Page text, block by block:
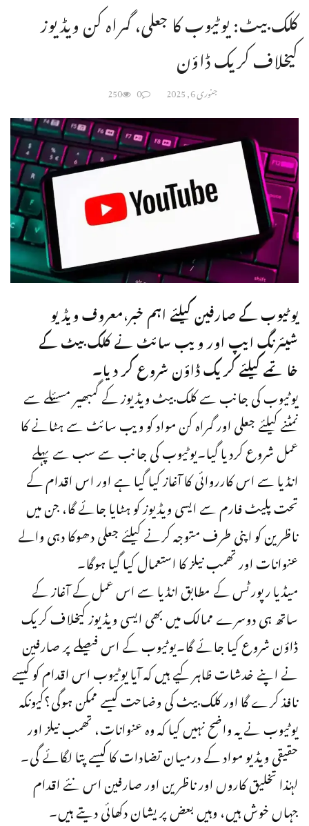
کلک بیٹ: یوٹیوب کا جعلی، گمراہ کن ویڈیوز
کیخلاف کریک ڈاؤن
جنوری 6, 2025 0
250
یوٹیوب کے صارفین کیلئے اہم خبر،معروف ویڈیو
شیئرنگ ایپ اور ویب سائٹ نے کلک بیٹ کے
خاتمے کیلئے کریک ڈاؤن شروع کر دیا۔
یوٹیوب کی جانب سے کلک بیٹ ویڈیوز کے گمبھیر مسئلے سے
نمٹنے کیلئے جعلی اور گمراہ کن مواد کو ویب سائٹ سے ہٹانے کا
عمل شروع کردیا گیا۔یوٹیوب کی جانب سے سب سے پہلے
انڈیا سے اس کارروائی کا آغاز کیا گیا ہے اور اس اقدام کے
تحت پلیٹ فارم سے ایسی ویڈیوز کو ہٹایا جائے گا، جن میں
ناظرین کو اپنی طرف متوجہ کرنے کیلئے جعلی دھوکا دہی والے
عنوانات اور تھمب نیلز کا استعمال کیا گیا ہوگا۔
میڈیا رپورٹس کے مطابق انڈیا سے اس عمل کے آغاز کے
ساتھ ہی دوسرے ممالک میں بھی ایسی ویڈیوز کیخلاف کریک
ڈاؤن شروع کیا جائے گا۔یوٹیوب کے اس فیصلے پر صارفین
نے اپنے خدشات ظاہر کیے ہیں کہ آیا یوٹیوب اس اقدام کو کیسے
نافذ کرے گا اور کلک بیٹ کی وضاحت کیسے ممکن ہوگی؟کیونکہ
یوٹیوب نے یہ واضح نہیں کیا کہ وہ عنوانات، تھمب نیلز اور
حقیقی ویڈیو مواد کے درمیان تضادات کا کیسے پتا لگائے گی۔
لہٰذا تخلیق کاروں اور ناظرین اور صارفین اس نئے اقدام
جہاں خوش ہیں، وہیں بعض پریشان دکھائی دیتے ہیں۔